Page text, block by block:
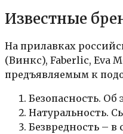
Известные
На прилавках
(Винкс), Faberlic, Eva
предъявляемым к
Безопасность. Об
Натуральность.
Безвредность – в